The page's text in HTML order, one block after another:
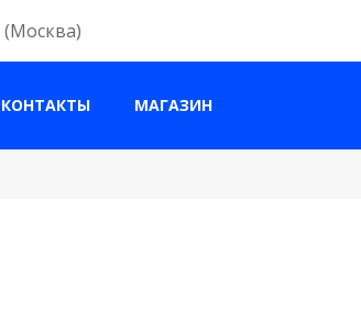
(Москва)
КОНТАКТЫ МАГАЗИН